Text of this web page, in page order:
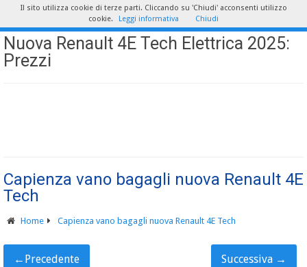
Nuova Renault 4E Tech Elettrica 2025:
Prezzi
Capienza vano bagagli nuova Renault 4E
Tech
Home Capienza vano bagagli nuova Renault 4E Tech
← Precedente Successiva →
Il sito utilizza cookie di terze parti. Cliccando su 'Chiudi' acconsenti utilizzo
cookie.
Leggi informativa Chiudi